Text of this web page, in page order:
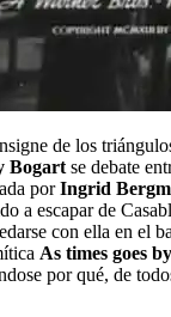
de los
Bogart se debate
porIngrid
a escapar de
con ella en el
As times goes by
por qué, de